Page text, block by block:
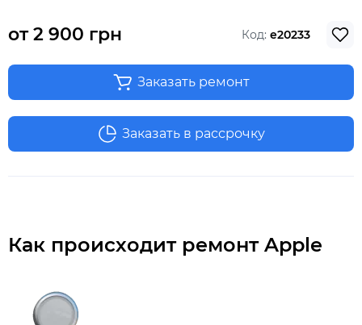
от 2 900 грн Код: e20233
Заказать ремонт
Заказать в рассрочку
Как происходит ремонт Apple